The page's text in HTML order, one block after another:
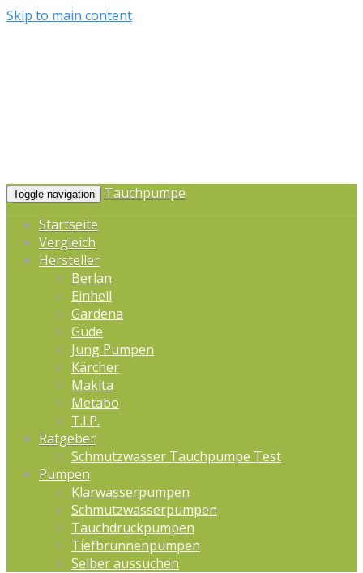
Skip to main content
Toggle navigation
Tauchpumpe
Startseite
Vergleich
Hersteller
Berlan
Einhell
Gardena
Güde
Jung Pumpen
Kärcher
Makita
Metabo
T.I.P.
Ratgeber
Schmutzwasser Tauchpumpe Test
Pumpen
Klarwasserpumpen
Schmutzwasserpumpen
Tauchdruckpumpen
Tiefbrunnenpumpen
Selber aussuchen